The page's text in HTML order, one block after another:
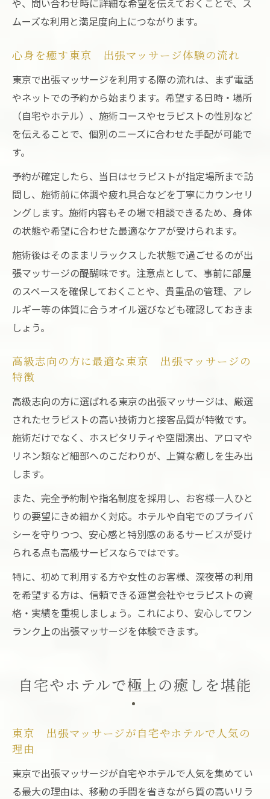
の理由
東京 出張マッサージのセラピスト選びの
信頼関係が生む東京 出張マッサージの癒
し効果
や、問い合わせ時に詳細な希望を伝えておくことで、ス
ムーズな利用と満足度向上につながります。
心身を癒す東京 出張マッサージ体験の流れ
東京で出張マッサージを利用する際の流れは、まず電話
やネットでの予約から始まります。希望する日時・場所
（自宅やホテル）、施術コースやセラピストの性別など
を伝えることで、個別のニーズに合わせた手配が可能で
す。
予約が確定したら、当日はセラピストが指定場所まで訪
問し、施術前に体調や疲れ具合などを丁寧にカウンセリ
ングします。施術内容もその場で相談できるため、身体
の状態や希望に合わせた最適なケアが受けられます。
施術後はそのままリラックスした状態で過ごせるのが出
張マッサージの醍醐味です。注意点として、事前に部屋
のスペースを確保しておくことや、貴重品の管理、アレ
ルギー等の体質に合うオイル選びなども確認しておきま
しょう。
高級志向の方に最適な東京 出張マッサージの
特徴
高級志向の方に選ばれる東京の出張マッサージは、厳選
されたセラピストの高い技術力と接客品質が特徴です。
施術だけでなく、ホスピタリティや空間演出、アロマや
リネン類など細部へのこだわりが、上質な癒しを生み出
します。
また、完全予約制や指名制度を採用し、お客様一人ひと
りの要望にきめ細かく対応。ホテルや自宅でのプライバ
シーを守りつつ、安心感と特別感のあるサービスが受け
られる点も高級サービスならではです。
特に、初めて利用する方や女性のお客様、深夜帯の利用
を希望する方は、信頼できる運営会社やセラピストの資
格・実績を重視しましょう。これにより、安心してワン
ランク上の出張マッサージを体験できます。
自宅やホテルで極上の癒しを堪能
東京 出張マッサージが自宅やホテルで人気の
理由
東京で出張マッサージが自宅やホテルで人気を集めてい
る最大の理由は、移動の手間を省きながら質の高いリラ